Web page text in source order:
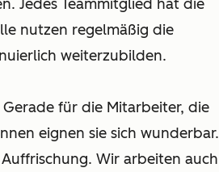
Jedes Teammitglied hat die
nutzen regelmäßig die
weiterzubilden.
für die Mitarbeiter, die
eignen sie sich wunderbar.
Wir arbeiten auch